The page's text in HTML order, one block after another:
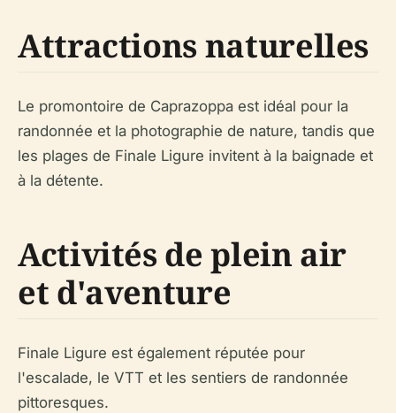
Attractions naturelles
Le promontoire de Caprazoppa est idéal pour la
randonnée et la photographie de nature, tandis que
les plages de Finale Ligure invitent à la baignade et
à la détente.
Activités de plein air
et d'aventure
Finale Ligure est également réputée pour
l'escalade, le VTT et les sentiers de randonnée
pittoresques.